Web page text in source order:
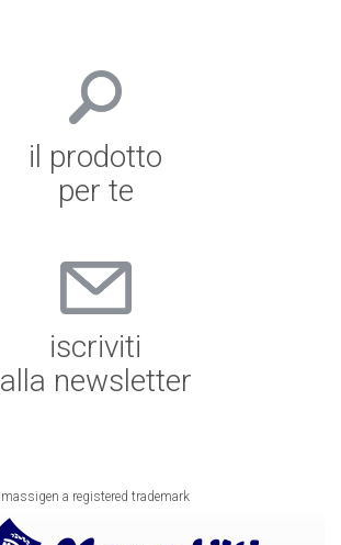
il prodotto
per te
iscriviti
alla newsletter
massigen a registered trademark